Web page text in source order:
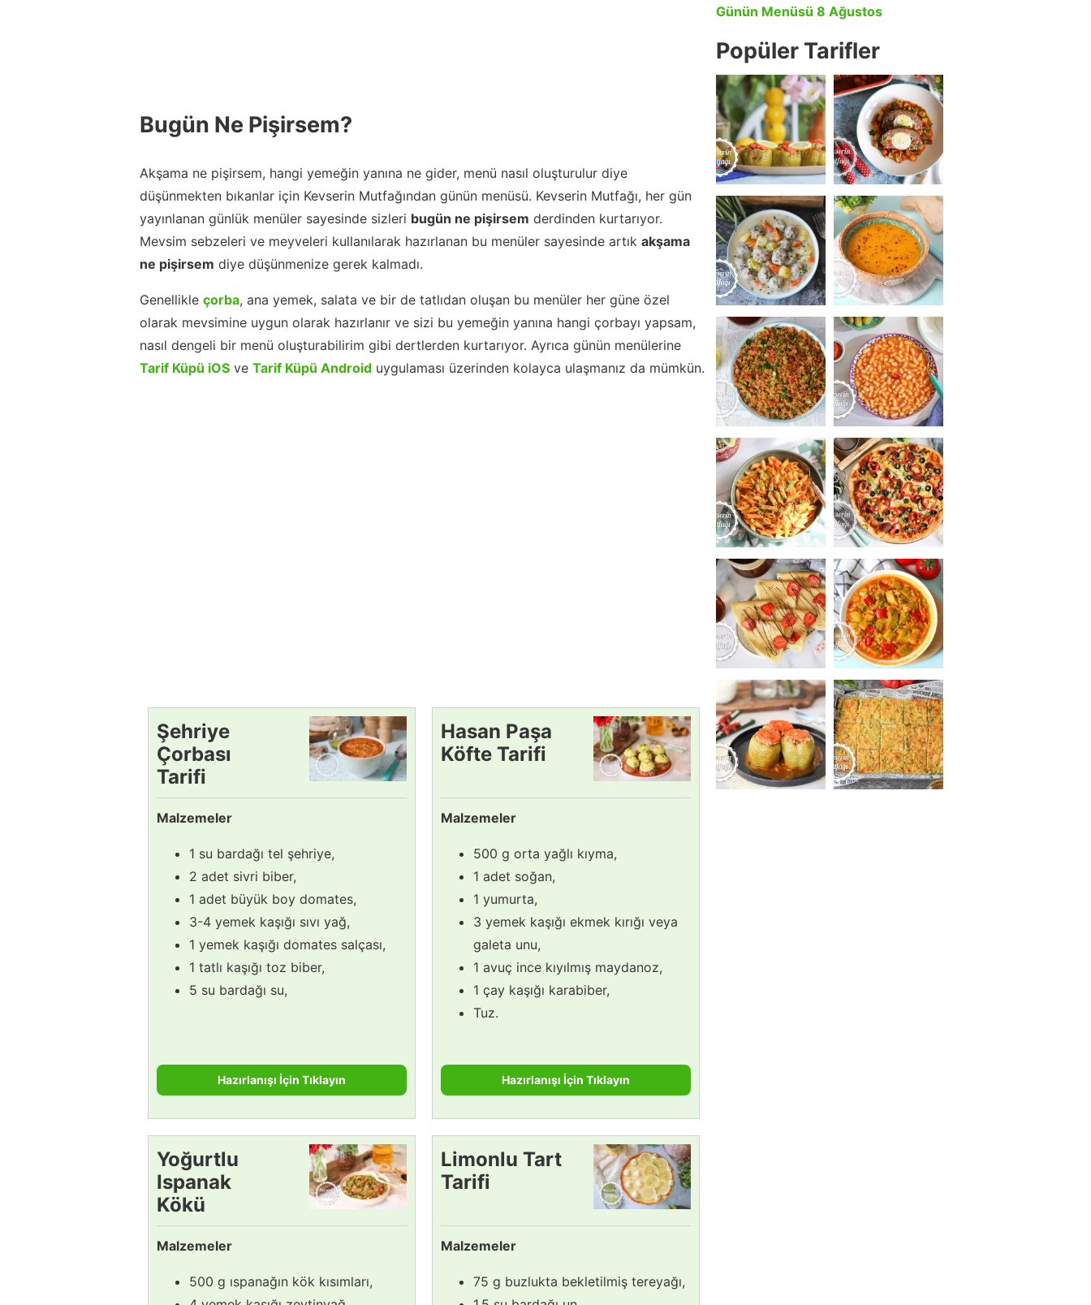
Bugün Ne Pişirsem?
Akşama ne pişirsem, hangi yemeğin yanına ne gider, menü nasıl oluşturulur diye
düşünmekten bıkanlar için Kevserin Mutfağından günün menüsü. Kevserin Mutfağı, her gün
yayınlanan günlük menüler sayesinde sizleri bugün ne pişirsem derdinden kurtarıyor.
Mevsim sebzeleri ve meyveleri kullanılarak hazırlanan bu menüler sayesinde artık akşama
ne pişirsem diye düşünmenize gerek kalmadı.
Genellikle çorba, ana yemek, salata ve bir de tatlıdan oluşan bu menüler her güne özel
olarak mevsimine uygun olarak hazırlanır ve sizi bu yemeğin yanına hangi çorbayı yapsam,
nasıl dengeli bir menü oluşturabilirim gibi dertlerden kurtarıyor. Ayrıca günün menülerine
Tarif Küpü iOS ve Tarif Küpü Android uygulaması üzerinden kolayca ulaşmanız da mümkün.
Şehriye
Çorbası
Tarifi
Malzemeler
1 su bardağı tel şehriye,
2 adet sivri biber,
1 adet büyük boy domates,
3-4 yemek kaşığı sıvı yağ,
1 yemek kaşığı domates salçası,
1 tatlı kaşığı toz biber,
5 su bardağı su,
Hazırlanışı İçin Tıklayın
Hasan Paşa
Köfte Tarifi
Malzemeler
500 g orta yağlı kıyma,
1 adet soğan,
1 yumurta,
3 yemek kaşığı ekmek kırığı veya
galeta unu,
1 avuç ince kıyılmış maydanoz,
1 çay kaşığı karabiber,
Tuz.
Hazırlanışı İçin Tıklayın
Yoğurtlu
Ispanak
Kökü
Salatası
Tarifi
Malzemeler
500 g ıspanağın kök kısımları,
Limonlu Tart
Tarifi
Malzemeler
75 g buzlukta bekletilmiş tereyağı,
Günün Menüsü 8 Ağustos
Popüler Tarifler